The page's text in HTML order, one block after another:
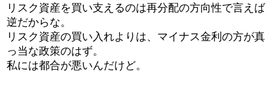
リスク資産を買い支えるのは再分配の方向性で言えば
逆だからな。
リスク資産の買い入れよりは、マイナス金利の方が真
っ当な政策のはず。
私には都合が悪いんだけど。